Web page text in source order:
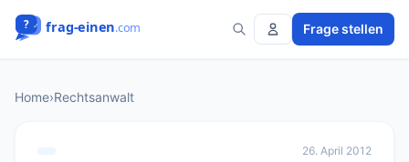
Frage stellen
Home›Rechtsanwalt
26. April 2012